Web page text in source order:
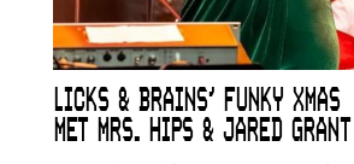
LICKS & BRAINS’ FUNKY XMAS
MET MRS. HIPS & JARED GRANT